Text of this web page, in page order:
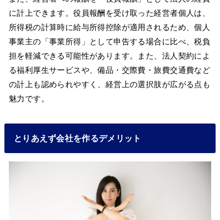
に計上できます。役員報酬を受け取った経営者個人は、
所得税の計算時に給与所得控除が適用されるため、個人
事業主の「事業所得」として申告する場合に比べ、税負
担を軽減できる可能性があります。また、法人契約によ
る福利厚生サービスや、備品・交際費・旅費交通費など
の計上も認められやすく、経営上の選択肢が広がる点も
魅力です。
とりあえず会社を作るデメリット